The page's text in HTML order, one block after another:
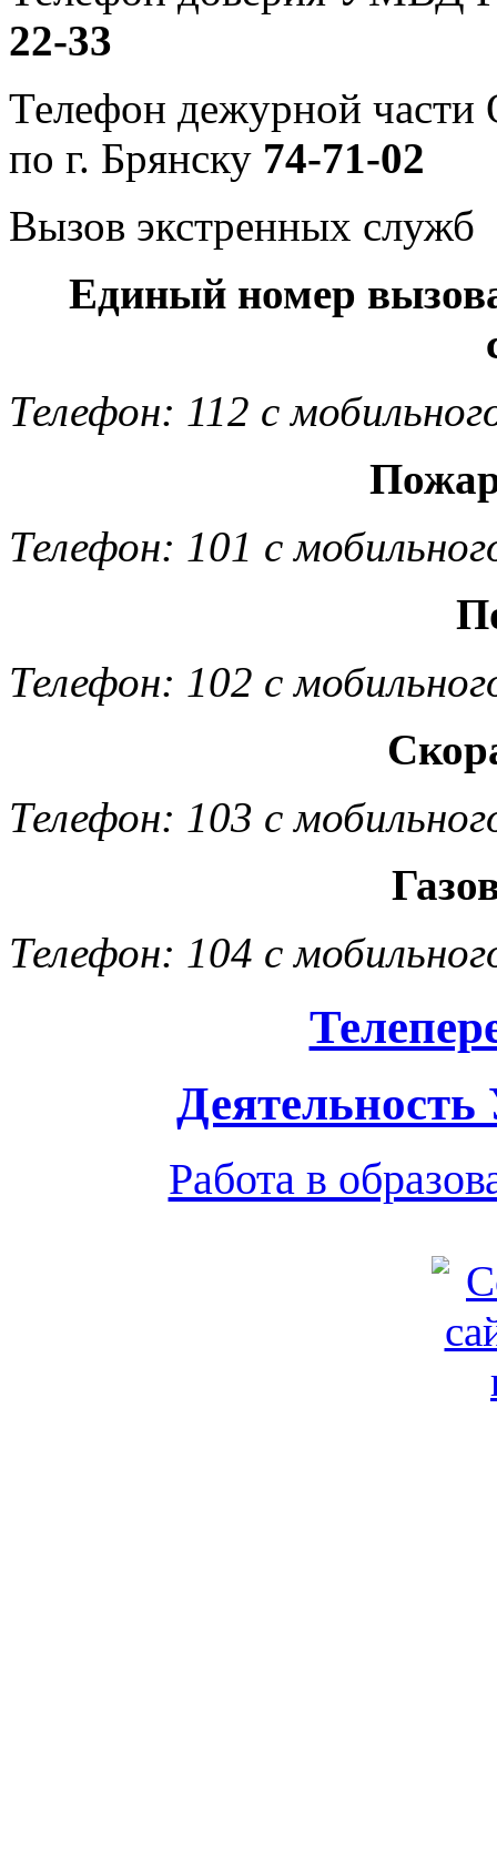
22-33
Телефон дежурной
по г. Брянску 74-71-02
Вызов экстренных служб
Единый номер
Телефон: 112 с
Телефон: 101 с
Телефон: 102 с
Телефон: 103 с
Телефон: 104 с
Работа в